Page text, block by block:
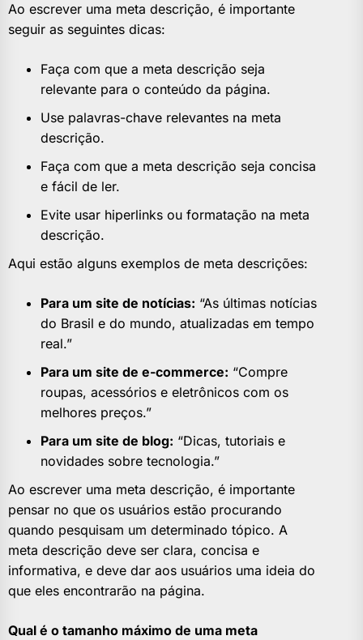
Ao escrever uma meta descrição, é importante
seguir as seguintes dicas:
Faça com que a meta descrição seja
relevante para o conteúdo da página.
Use palavras-chave relevantes na meta
descrição.
Faça com que a meta descrição seja concisa
e fácil de ler.
Evite usar hiperlinks ou formatação na meta
descrição.
Aqui estão alguns exemplos de meta descrições:
Para um site de notícias: “As últimas notícias
do Brasil e do mundo, atualizadas em tempo
real.”
Para um site de e-commerce: “Compre
roupas, acessórios e eletrônicos com os
melhores preços.”
Para um site de blog: “Dicas, tutoriais e
novidades sobre tecnologia.”
Ao escrever uma meta descrição, é importante
pensar no que os usuários estão procurando
quando pesquisam um determinado tópico. A
meta descrição deve ser clara, concisa e
informativa, e deve dar aos usuários uma ideia do
que eles encontrarão na página.
Qual é o tamanho máximo de uma meta